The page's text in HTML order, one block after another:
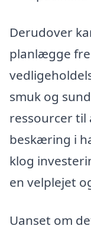
Derudover
planlægge
smuk og
ressourcer
beskæring i
klog
en velplejet
Uanset om